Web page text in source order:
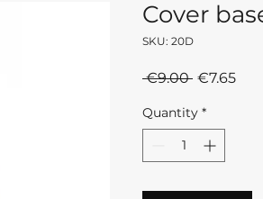
Cover
SKU: 20D
€9.00 Regular
€7.65Sale
Quantity *